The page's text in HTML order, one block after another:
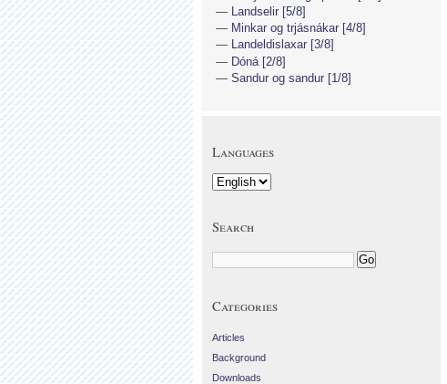
Landselir [5/8]
Minkar og trjásnákar [4/8]
Landeldislaxar [3/8]
Dóná [2/8]
Sandur og sandur [1/8]
Languages
Search
Categories
Articles
Background
Downloads